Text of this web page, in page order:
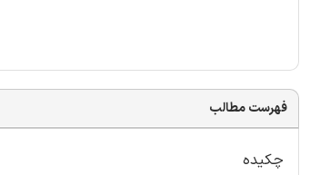
فهرست مطالب
چکیده